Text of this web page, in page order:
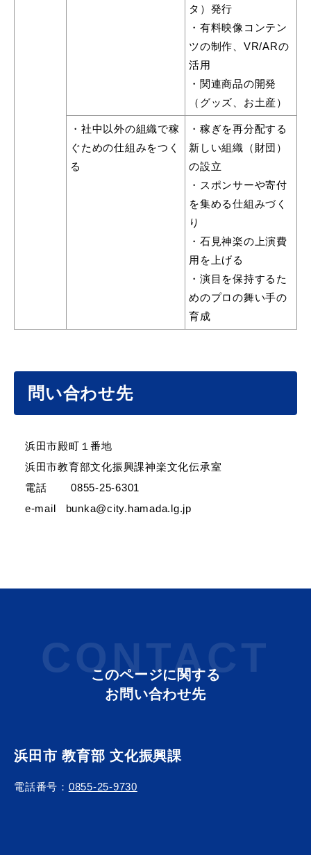
タ）発行
・有料映像コンテン
ツの制作、VR/ARの
活用
・関連商品の開発
（グッズ、お土産）
・社中以外の組織で稼
ぐための仕組みをつく
る
・稼ぎを再分配する
新しい組織（財団）
の設立
・スポンサーや寄付
を集める仕組みづく
り
・石見神楽の上演費
用を上げる
・演目を保持するた
めのプロの舞い手の
育成
問い合わせ先
浜田市殿町１番地
浜田市教育部文化振興課神楽文化伝承室
電話 0855-25-6301
e-mail bunka@city.hamada.lg.jp
CONTACT
このページに関する
お問い合わせ先
浜田市 教育部 文化振興課
電話番号： 0855-25-9730